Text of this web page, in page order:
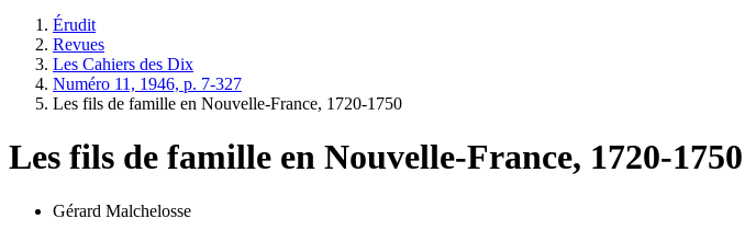
Érudit
Revues
Les Cahiers des Dix
Numéro 11, 1946, p. 7-327
Les fils de famille en Nouvelle-France, 1720-1750
Les fils de famille en Nouvelle-France, 1720-1750
Gérard Malchelosse